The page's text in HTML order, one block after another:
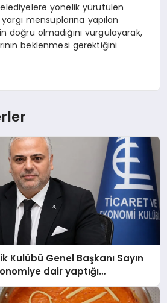
yönelik yürütülen
mensuplarına yapılan
olmadığını vurgulayarak,
beklenmesi gerektiğini
Kulübü Genel Başkanı Sayın
dair yaptığı
kaydetti: